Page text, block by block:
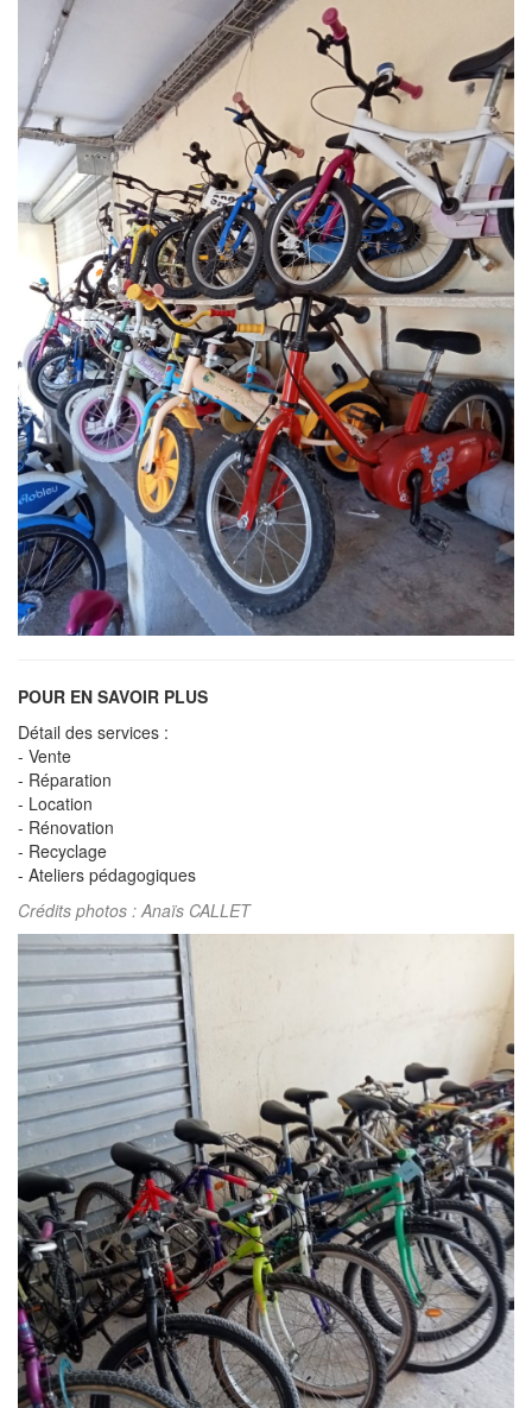
POUR EN SAVOIR PLUS
Détail des services :
- Vente
- Réparation
- Location
- Rénovation
- Recyclage
- Ateliers pédagogiques
Crédits photos : Anaïs CALLET